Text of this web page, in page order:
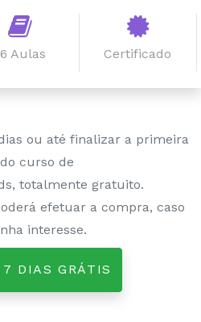
Aulas Certificado
ou até finalizar a primeira
curso de
totalmente gratuito.
efetuar a compra, caso
interesse.
TESTE 7 DIAS GRÁTIS